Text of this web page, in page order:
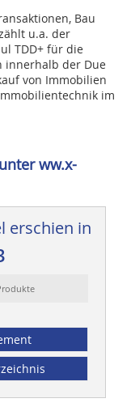
Bau
u.a. der
TDD+ für die
innerhalb der Due
von Immobilien
im
ww.x-
erschien in